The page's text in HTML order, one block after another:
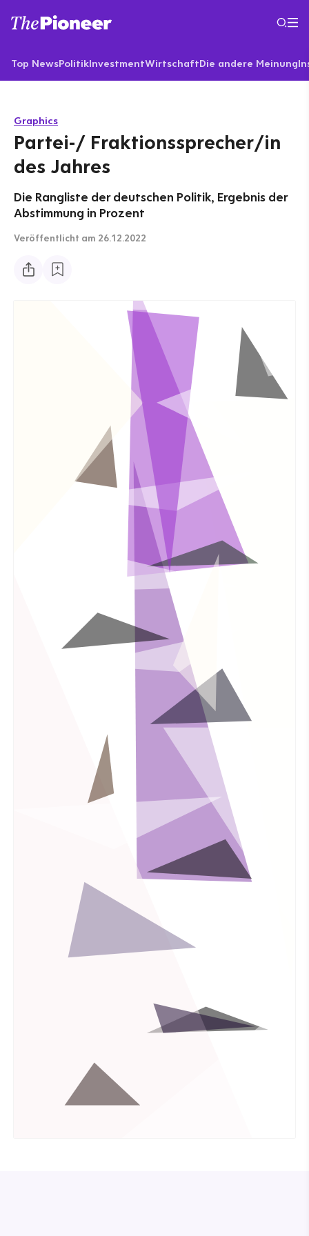
Top NewsPolitikInvestmentWirtschaftDie andere Meinung
Graphics
Partei-/ Fraktionssprecher/in
des Jahres
Die Rangliste der deutschen Politik, Ergebnis der
Abstimmung in Prozent
Veröffentlicht am 26.12.2022